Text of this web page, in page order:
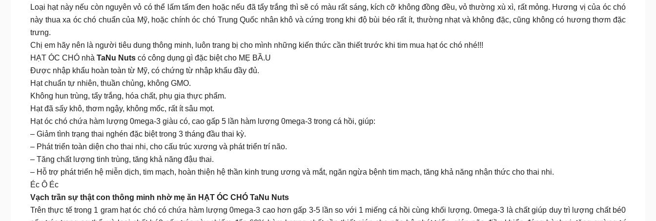
Loại hạt này nếu còn nguyên vỏ có thể lấm tấm đen hoặc nếu đã tẩy trắng thì sẽ có màu rất sáng, kích cỡ không đồng đều, vỏ thường xù xì, rất mỏng. Hương vị của óc chó
này thua xa óc chó chuẩn của Mỹ, hoặc chính óc chó Trung Quốc nhân khô và cứng trong khi độ bùi béo rất ít, thường nhạt và không đặc, cũng không có hương thơm đặc
trưng.
Chị em hãy nên là người tiêu dung thông minh, luôn trang bị cho mình những kiến thức cần thiết trước khi tim mua hạt óc chó nhé!!!
HẠT ÓC CHÓ nhà TaNu Nuts có công dụng gì đặc biệt cho MẸ BẦ.U
Được nhập khẩu hoàn toàn từ Mỹ, có chứng từ nhập khẩu đầy đủ.
Hạt chuẩn tự nhiên, thuần chủng, không GMO.
Không hun trùng, tẩy trắng, hóa chất, phụ gia thực phẩm.
Hạt đã sấy khô, thơm ngậy, không mốc, rất ít sâu mọt.
Hạt óc chó chứa hàm lượng 0mega-3 giàu có, cao gấp 5 lần hàm lượng 0mega-3 trong cá hồi, giúp:
– Giảm tình trạng thai nghén đặc biệt trong 3 tháng đầu thai kỳ.
– Phát triển toàn diện cho thai nhi, cho cấu trúc xương và phát triển trí não.
– Tăng chất lượng tinh trùng, tăng khả năng đậu thai.
– Hỗ trợ phát triển hệ miễn dịch, tim mạch, hoàn thiện hệ thần kinh trung ương và mắt, ngăn ngừa bệnh tim mạch, tăng khả năng nhận thức cho thai nhi.
Éc Ô Éc
Vạch trần sự thật con thông minh nhờ mẹ ăn HẠT ÓC CHÓ TaNu Nuts
Trên thực tế trong 1 gram hạt óc chó có chứa hàm lượng 0mega-3 cao hơn gấp 3-5 lần so với 1 miếng cá hồi cùng khối lượng. 0mega-3 là chất giúp duy trì lượng chất bé0